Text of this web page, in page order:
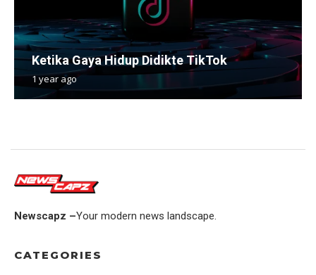
Ketika Gaya Hidup Didikte TikTok
1 year ago
Newscapz –Your modern news landscape.
CATEGORIES